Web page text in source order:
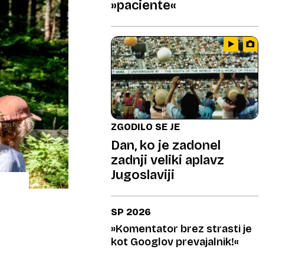
»paciente«
ZGODILO SE JE
Dan, ko je zadonel
zadnji veliki aplavz
Jugoslaviji
SP 2026
»Komentator brez strasti je
kot Googlov prevajalnik!«